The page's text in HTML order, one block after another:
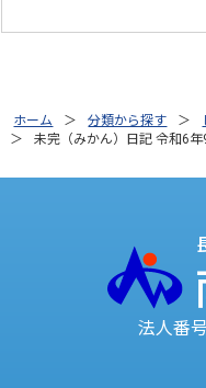
ホーム 分類から探す
未完（みかん）日記 令和6
法人番